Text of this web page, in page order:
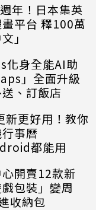
年！日本集英
平台 釋100萬
」
化身全能AI助
」全面升級
、訂飯店
新更好用！教你
事曆
都能用
開賣12款新
包裝」變周
收納包